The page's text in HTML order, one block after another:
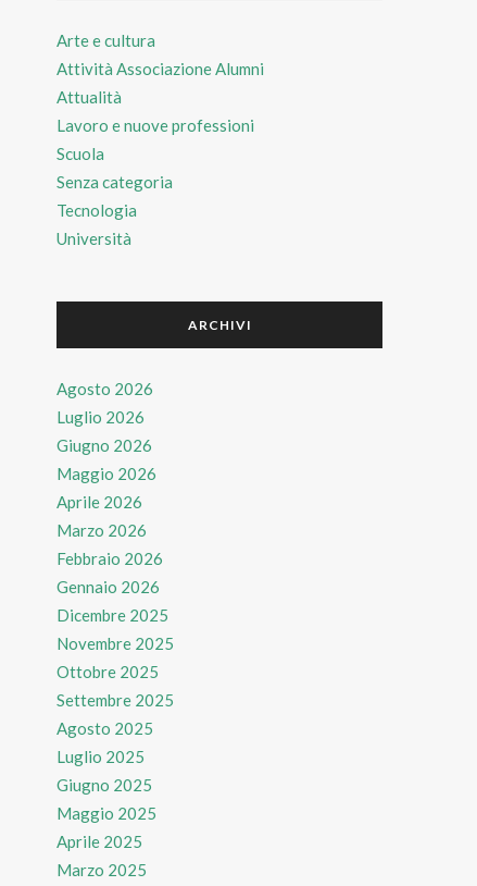
Arte e cultura
Attività Associazione Alumni
Attualità
Lavoro e nuove professioni
Scuola
Senza categoria
Tecnologia
Università
ARCHIVI
Agosto 2026
Luglio 2026
Giugno 2026
Maggio 2026
Aprile 2026
Marzo 2026
Febbraio 2026
Gennaio 2026
Dicembre 2025
Novembre 2025
Ottobre 2025
Settembre 2025
Agosto 2025
Luglio 2025
Giugno 2025
Maggio 2025
Aprile 2025
Marzo 2025